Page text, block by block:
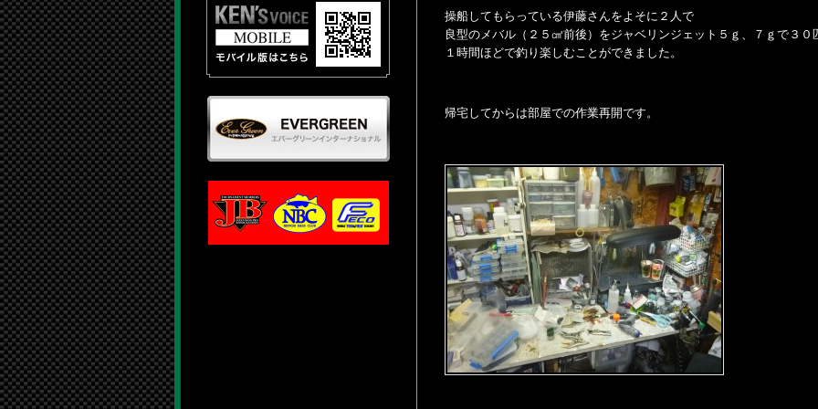
操船してもらっている伊藤さんをよそに２人で
良型のメバル（２５㎤前後）をジャベリンジェット５ｇ、７ｇで３０
１時間ほどで釣り楽しむことができました。
帰宅してからは部屋での作業再開です。